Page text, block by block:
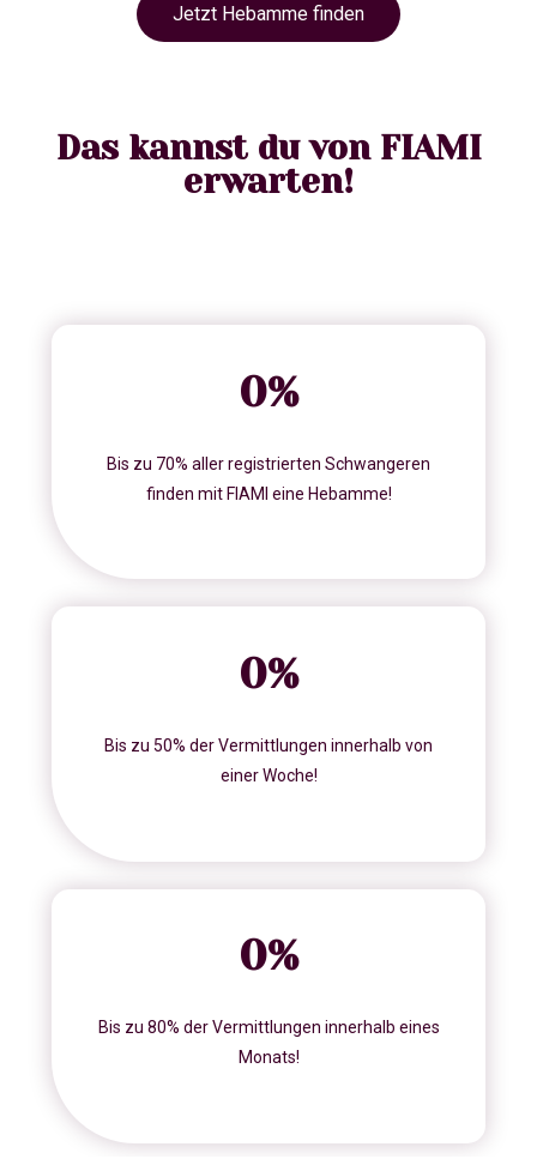
Jetzt Hebamme finden
Das kannst du von FIAMI
erwarten!
0%
Bis zu 70% aller registrierten Schwangeren
finden mit FIAMI eine Hebamme!
0%
Bis zu 50% der Vermittlungen innerhalb von
einer Woche!
0%
Bis zu 80% der Vermittlungen innerhalb eines
Monats!